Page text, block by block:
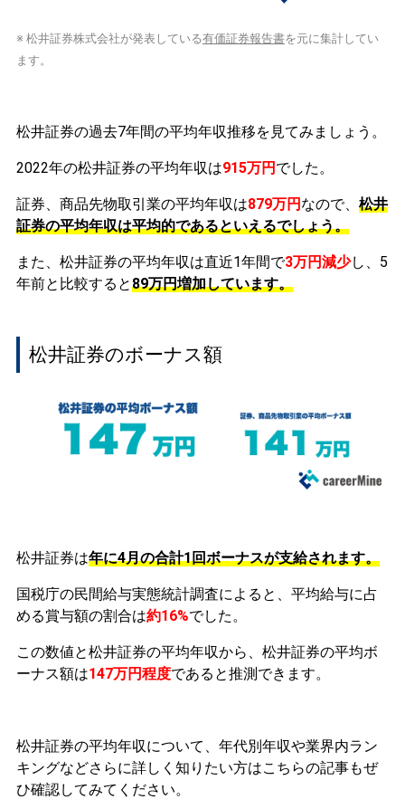
※ 松井証券株式会社が発表している有価証券報告書を元に集計してい
ます。
松井証券の過去7年間の平均年収推移を見てみましょう。
2022年の松井証券の平均年収は915万円 でした。
証券、商品先物取引業の平均年収は879万円 なので、 松井
証券の平均年収は平均的であるといえるでしょう。
また、松井証券の平均年収は直近1年間で3万円減少し、5
年前と比較すると89万円増加しています。
松井証券のボーナス額
松井証券は年に4月の合計1回ボーナスが支給されます。
国税庁の民間給与実態統計調査によると、平均給与に占
める賞与額の割合は約16%でした。
この数値と松井証券の平均年収から、松井証券の平均ボ
ーナス額は147万円程度であると推測できます。
松井証券の平均年収について、年代別年収や業界内ラン
キングなどさらに詳しく知りたい方はこちらの記事もぜ
ひ確認してみてください。